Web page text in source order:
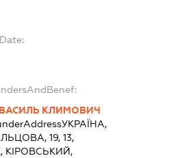
КЛИМОВИЧ
УКРАЇНА,
19, 13,
КІРОВСЬКИЙ,